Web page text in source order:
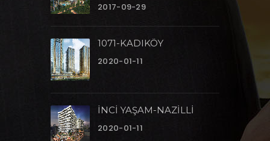
2017-09-29
1071-KADIKÖY
2020-01-11
İNCİ YAŞAM-NAZİLLİ
2020-01-11